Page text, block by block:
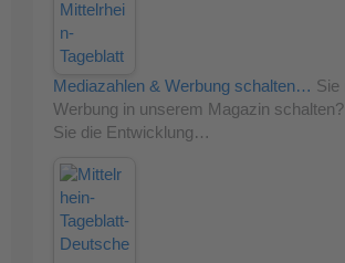
Mediazahlen & Werbung schalten… Sie
Werbung in unserem Magazin
Sie die Entwicklung…